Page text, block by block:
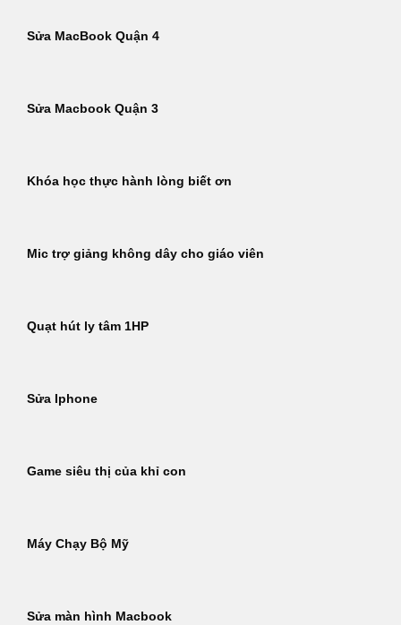
Sửa MacBook Quận 4
Sửa Macbook Quận 3
Khóa học thực hành lòng biết ơn
Mic trợ giảng không dây cho giáo viên
Quạt hút ly tâm 1HP
Sửa Iphone
Game siêu thị của khỉ con
Máy Chạy Bộ Mỹ
Sửa màn hình Macbook